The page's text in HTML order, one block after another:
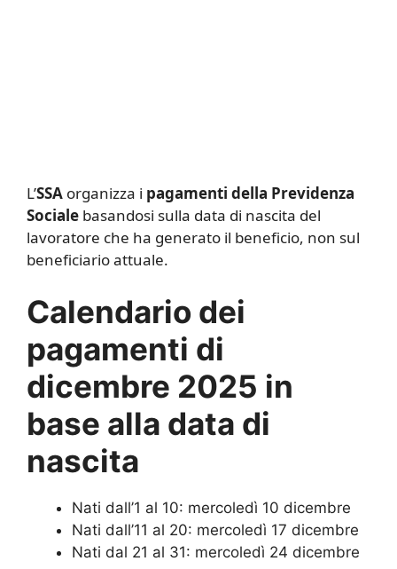
L’SSA organizza i pagamenti della Previdenza
Sociale basandosi sulla data di nascita del
lavoratore che ha generato il beneficio, non sul
beneficiario attuale.
Calendario dei
pagamenti di
dicembre 2025 in
base alla data di
nascita
Nati dall’1 al 10: mercoledì 10 dicembre
Nati dall’11 al 20: mercoledì 17 dicembre
Nati dal 21 al 31: mercoledì 24 dicembre